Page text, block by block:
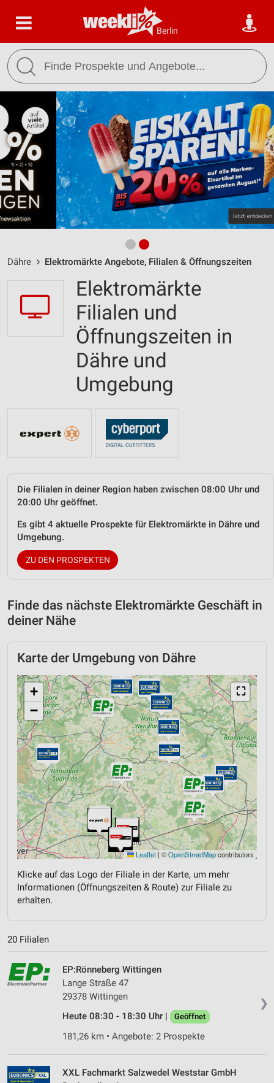
Berlin
Dähre Elektromärkte Angebote, Filialen & Öffnungszeiten
Elektromärkte
Filialen und
Öffnungszeiten in
Dähre und
Umgebung
Die Filialen in deiner Region haben zwischen 08:00 Uhr und
20:00 Uhr geöffnet.
Es gibt 4 aktuelle Prospekte für Elektromärkte in Dähre und
Umgebung.
ZU DEN PROSPEKTEN
Finde das nächste Elektromärkte Geschäft in
deiner Nähe
Karte der Umgebung von Dähre
⛶
+
−
Leaflet | ©OpenStreetMapcontributors
Klicke auf das Logo der Filiale in der Karte, um mehr
Informationen (Öffnungszeiten & Route) zur Filiale zu
erhalten.
20 Filialen
❯
EP:Rönneberg Wittingen
Lange Straße 47
29378 Wittingen
Heute 08:30 - 18:30 Uhr |
Geöffnet
181,26 km • Angebote: 2 Prospekte
XXL Fachmarkt Salzwedel Weststar GmbH